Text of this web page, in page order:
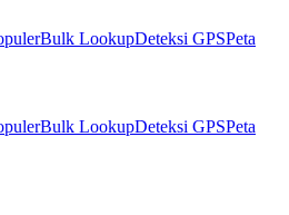
Bulk LookupDeteksi GPSPeta
Bulk LookupDeteksi GPSPeta